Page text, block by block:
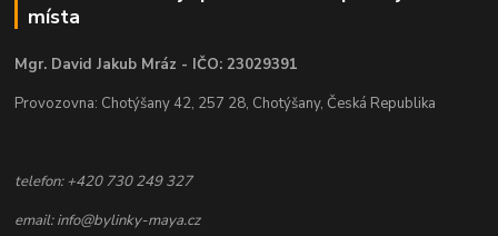
místa
Mgr. David Jakub Mráz - IČO: 23029391
Provozovna: Chotýšany 42, 257 28, Chotýšany, Česká Republika
telefon: +420 730 249 327
email: info@bylinky-maya.cz